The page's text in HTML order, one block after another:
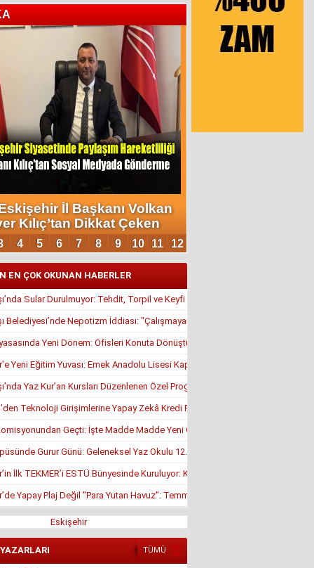
EN ÇOK OKUNAN HABERLER
Sular Durulmuyor: Tehdit, Torpil ve Keyfi Atamalar Gündemde
Belediyesi’nde Nepotizm İddiası: "Çalışmayan Kaldı, Çavuş İstifa Ettirildi"
Yeni Dönem: Ofisleri Konuta Dönüştürmek İçin Son Tarih 1
Yeni Eğitim Yuvası: Emek Anadolu Lisesi Kapılarını Açmaya Hazırlanıyor
Yaz Kur’an Kursları Düzenlenen Özel Programla Açıldı
Teknoloji Girişimlerine Yapay Zekâ Kredi Programı
Geçti: İşte Madde Madde Yeni Öğrenci Affı Rehberi
Gurur Günü: Geleneksel Yaz Okulu 12. Kez Kapanış Yaptı
İlk TEKMER’i ESTÜ Bünyesinde Kuruluyor: KOSGEB Onayı Geldi
Yapay Plaj Değil "Para Yutan Havuz": Temmuz Ortasında Hâlâ Kapalı!
Eskişehir
TÜMÜ